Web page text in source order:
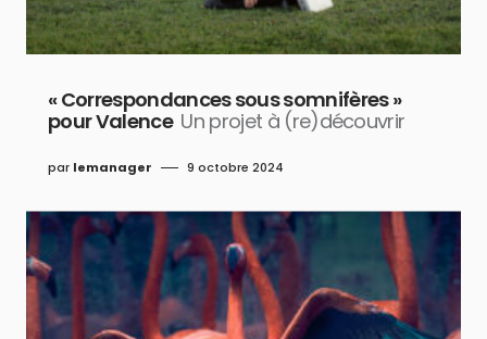
« Correspondances sous somnifères »
pour Valence Un projet à (re)découvrir
par lemanager 9 octobre 2024